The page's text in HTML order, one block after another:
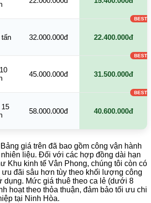
tấn 32.000.000đ 22.400.000đ
45.000.000đ 31.500.000đ
15
58.000.000đ 40.600.000đ
giá trên đã bao gồm công vận hành
liệu. Đối với các hợp đồng dài hạn
Khu kinh tế Vân Phong, chúng tôi còn có
đãi sâu hơn tùy theo khối lượng công
dụng. Mức giá thuê theo ca lẻ (dưới 8
hoạt theo thỏa thuận, đảm bảo tối ưu chi
tại Ninh Hòa.